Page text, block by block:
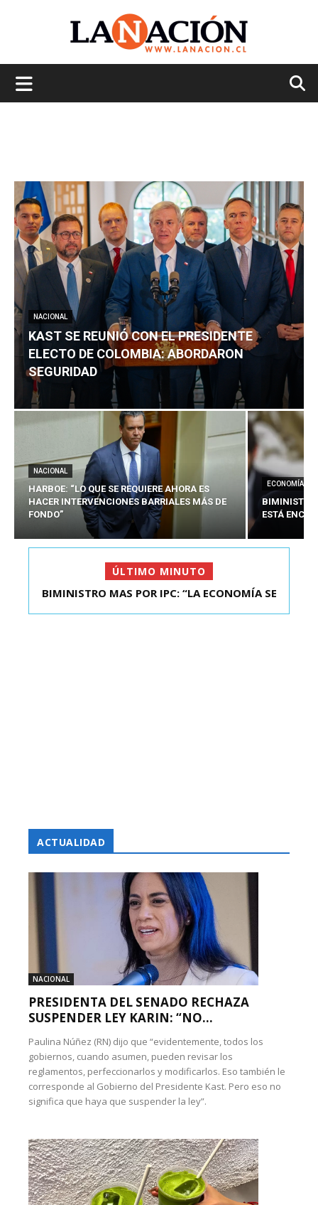
NACIONAL
KAST SE REUNIÓ CON EL PRESIDENTE
ELECTO DE COLOMBIA: ABORDARON
SEGURIDAD
NACIONAL
HARBOE: “LO QUE SE REQUIERE AHORA ES
HACER INTERVENCIONES BARRIALES MÁS DE
FONDO”
ECONOMÍA
BIMINISTRO
ESTÁ
ÚLTIMO MINUTO
KAST SE REUNIÓ CON EL PRESIDENTE ELECTO DE
BIMINISTRO MAS POR IPC: “LA ECONOMÍA SE
ACTUALIDAD
NACIONAL
PRESIDENTA DEL SENADO RECHAZA
SUSPENDER LEY KARIN: “NO...
Paulina Núñez (RN) dijo que “evidentemente, todos los
gobiernos, cuando asumen, pueden revisar los
reglamentos, perfeccionarlos y modificarlos. Eso también le
corresponde al Gobierno del Presidente Kast. Pero eso no
significa que haya que suspender la ley”.